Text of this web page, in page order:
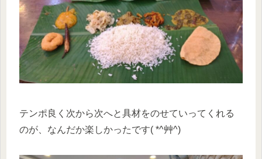
テンポ良く次から次へと具材をのせていってくれる
のが、なんだか楽しかったです( *^艸^)